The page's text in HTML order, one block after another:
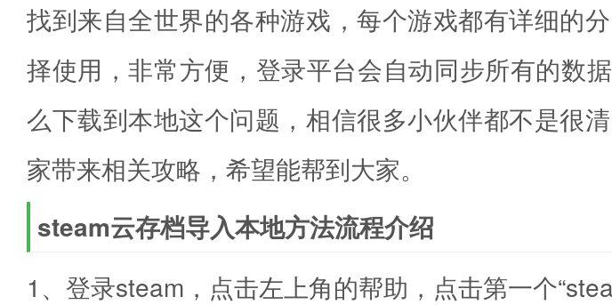
找到来自全世界的各种游戏，每个游戏都有详细的
择使用，非常方便，登录平台会自动同步所有的数
么下载到本地这个问题，相信很多小伙伴都不是很
家带来相关攻略，希望能帮到大家。
steam云存档导入本地方法流程介绍
1、登录steam，点击左上角的帮助，点击第一个